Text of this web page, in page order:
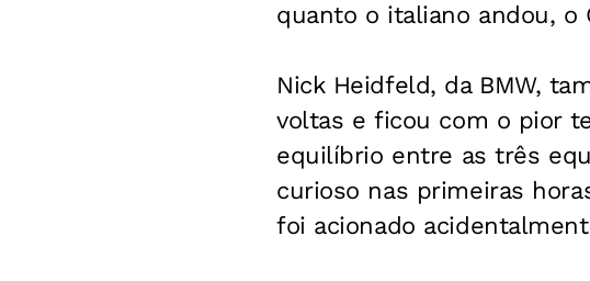
quanto o italiano andou, o
Nick Heidfeld, da BMW,
voltas e ficou com o pior
equilíbrio entre as três
curioso nas primeiras
foi acionado